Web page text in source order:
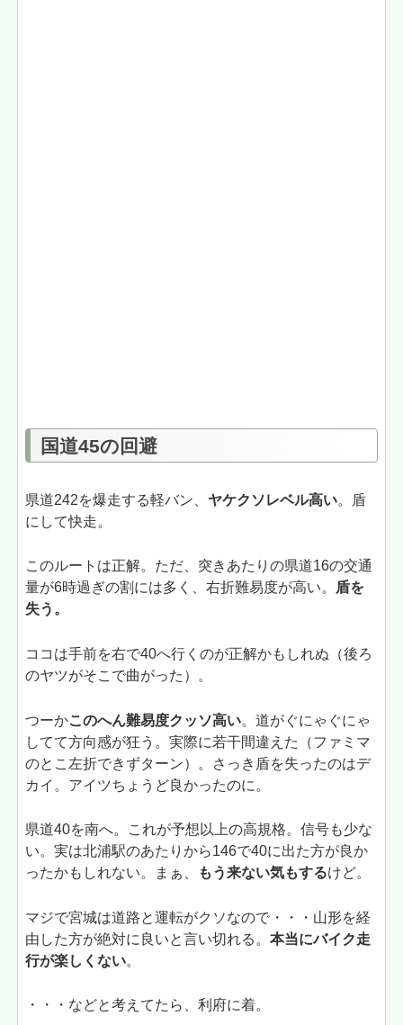
国道45の回避
県道242を爆走する軽バン、 ヤケクソレベル高い。盾
にして快走。
このルートは正解。ただ、突きあたりの県道16の交通
量が6時過ぎの割には多く、右折難易度が高い。
盾を
失う。
ココは手前を右で40へ行くのが正解かもしれぬ（後ろ
のヤツがそこで曲がった）。
つーかこのへん難易度クッソ高い。道がぐにゃぐにゃ
してて方向感が狂う。実際に若干間違えた（ファミマ
のとこ左折できずターン）。さっき盾を失ったのはデ
カイ。アイツちょうど良かったのに。
県道40を南へ。これが予想以上の高規格。信号も少な
い。実は北浦駅のあたりから146で40に出た方が良か
ったかもしれない。まぁ、
もう来ない気もするけど。
マジで宮城は道路と運転がクソなので・・・山形を経
由した方が絶対に良いと言い切れる。本当にバイク走
行が楽しくない。
・・・などと考えてたら、利府に着。